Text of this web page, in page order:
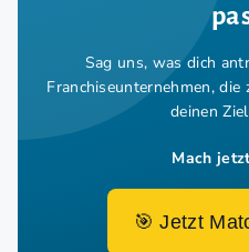
Sag uns, was dich
Franchiseunternehmen, die
deinen
Mach
🎯 Jetzt